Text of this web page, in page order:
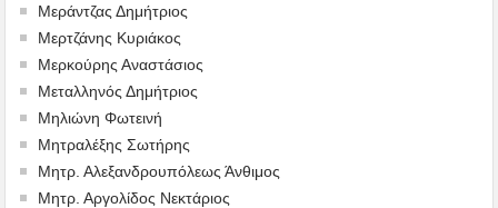
Μεράντζας Δημήτριος
Μερτζάνης Κυριάκος
Μερκούρης Αναστάσιος
Μεταλληνός Δημήτριος
Mηλιώνη Φωτεινή
Μητραλέξης Σωτήρης
Μητρ. Αλεξανδρουπόλεως Άνθιμος
Μητρ. Αργολίδος Νεκτάριος